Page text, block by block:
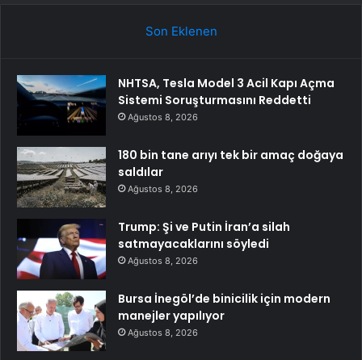
Son Eklenen
NHTSA, Tesla Model 3 Acil Kapı Açma
Sistemi Soruşturmasını Reddetti
Ağustos 8, 2026
180 bin tane arıyı tek bir amaç doğaya
saldılar
Ağustos 8, 2026
Trump: Şi ve Putin İran’a silah
satmayacaklarını söyledi
Ağustos 8, 2026
Bursa İnegöl’de binicilik için modern
manejler yapılıyor
Ağustos 8, 2026